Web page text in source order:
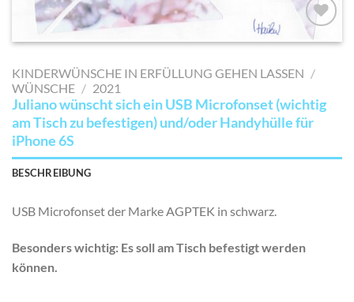
AUF MEINE
SETZEN
KINDERWÜNSCHE IN ERFÜLLUNG GEHEN LASSEN /
WÜNSCHE / 2021
Juliano wünscht sich ein USB Microfonset (wichtig
am Tisch zu befestigen) und/oder Handyhülle für
iPhone 6S
BESCHREIBUNG
USB Microfonset der Marke AGPTEK in schwarz.
Besonders wichtig: Es soll am Tisch befestigt werden
können.